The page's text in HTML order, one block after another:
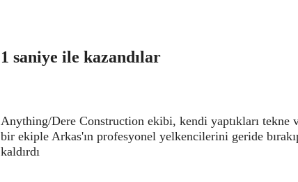
1 saniye ile kazandılar
Anything/Dere Construction ekibi, kendi yaptıkları tekne
bir ekiple Arkas'ın profesyonel yelkencilerini geride
kaldırdı